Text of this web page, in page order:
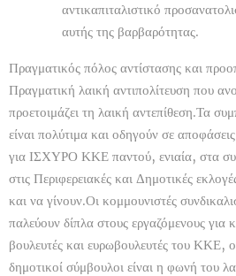
αντικαπιταλιστικό
αυτής της βαρβαρότητας.
Πραγματικός πόλος αντίστασης και
Πραγματική λαική αντιπολίτευση που
προετοιμάζει τη λαική αντεπίθεση.Τα
είναι πολύτιμα και οδηγούν σε
για ΙΣΧΥΡΟ ΚΚΕ παντού, ενιαία, στα
στις Περιφερειακές και Δημοτικές
και να γίνουν.Οι κομμουνιστές
παλεύουν δίπλα στους εργαζόμενους για
βουλευτές και ευρωβουλευτές του ΚΚΕ,
δημοτικοί σύμβουλοι είναι η φωνή του